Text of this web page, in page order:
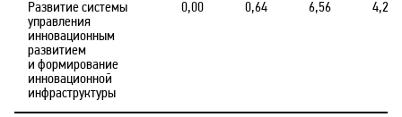
Развитие системы
управления
инновационным
развитием
и формирование
инновационной
инфраструктуры
0,00 0,64 6,56 4,20